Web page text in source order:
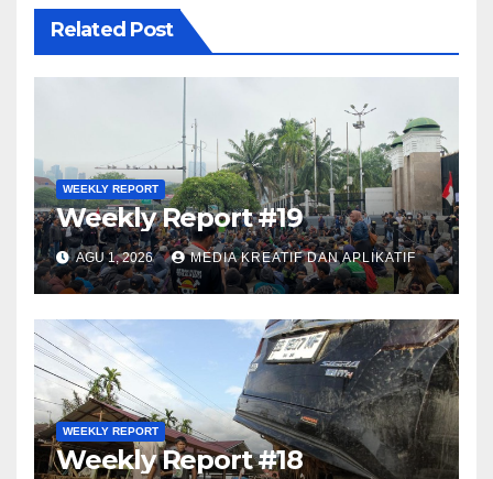
Related Post
WEEKLY REPORT
Weekly Report #19
AGU 1, 2026 MEDIA KREATIF DAN APLIKATIF
WEEKLY REPORT
Weekly Report #18